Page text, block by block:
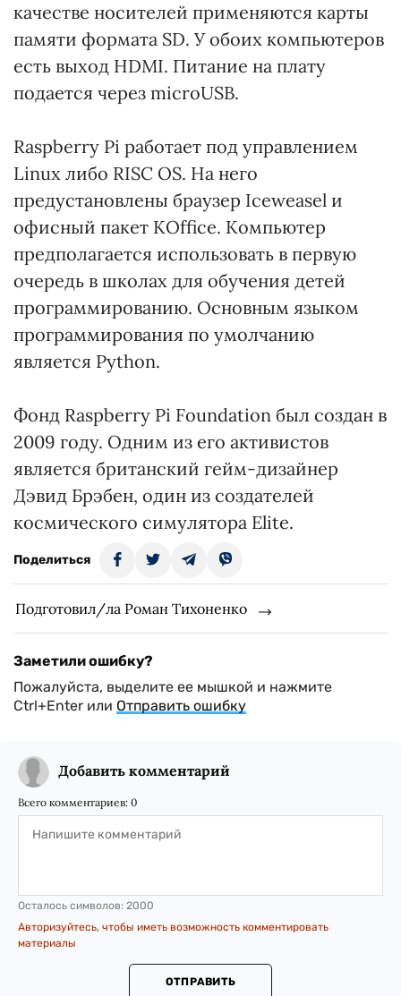
качестве носителей применяются карты
памяти формата SD. У обоих компьютеров
есть выход HDMI. Питание на плату
подается через microUSB.
Raspberry Pi работает под управлением
Linux либо RISC OS. На него
предустановлены браузер Iceweasel и
офисный пакет KOffice. Компьютер
предполагается использовать в первую
очередь в школах для обучения детей
программированию. Основным языком
программирования по умолчанию
является Python.
Фонд Raspberry Pi Foundation был создан в
2009 году. Одним из его активистов
является британский гейм-дизайнер
Дэвид Брэбен, один из создателей
космического симулятора Elite.
Поделиться
Подготовил/ла Роман Тихоненко
Заметили ошибку?
Пожалуйста, выделите ее мышкой и нажмите
Ctrl+Enter или Отправить ошибку
Добавить комментарий
Всего комментариев: 0
Осталось символов: 2000
Авторизуйтесь, чтобы иметь возможность комментировать
материалы
ОТПРАВИТЬ